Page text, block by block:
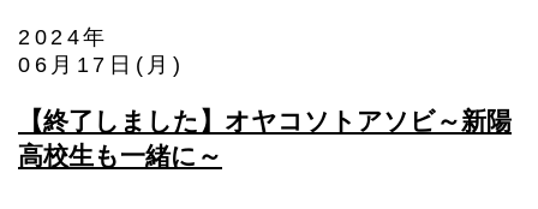
2024年
06月17日(月)
【終了しました】オヤコソトアソビ～新陽
高校生も一緒に～